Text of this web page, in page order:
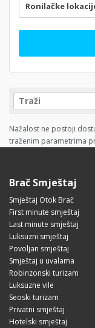
Ronilačke
Nažalost ne postoji
traženim parametrima
Brač Smještaj
Smještaj Otok Brač
First minute smještaj
Last minute smještaj
Luksuzni smještaj
Povoljan smještaj
Smještaj u uvalama
Robinzonski turizam
Luksuzne vile
Seoski turizam
Privatni smještaj
Hotelski smještaj